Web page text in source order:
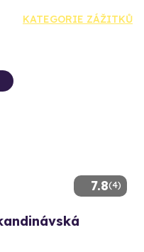
KATEGORIE ZÁŽITKŮ
7.8(4)